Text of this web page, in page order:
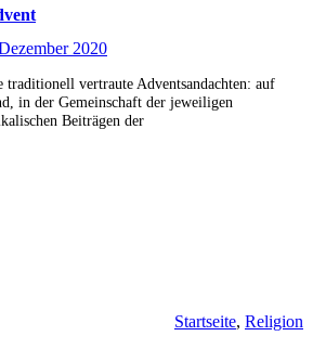
2020
traditionell vertraute Adventsandachten: auf
in der Gemeinschaft der jeweiligen
Beiträgen der
Startseite, Religion